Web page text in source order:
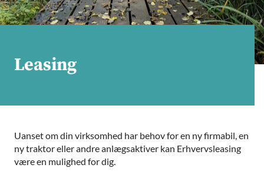
Leasing
Uanset om din virksomhed har behov for en ny firmabil, en
ny traktor eller andre anlægsaktiver kan Erhvervsleasing
være en mulighed for dig.